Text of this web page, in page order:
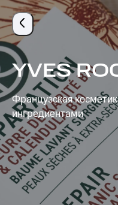
YVES
Французская
ингредиентами
YVES ROCHER – кэшбэк